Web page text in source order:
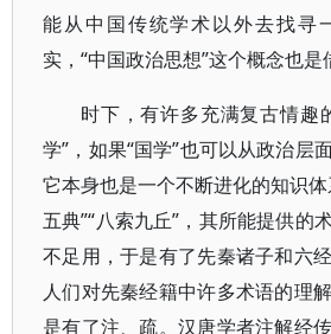
能从中国传统学术以外去找寻
实，“中国政治思想”这个概念也是
时下，有许多充满复古情趣
学”，如果“国学”也可以从政治层
它本身也是一个不断进化的知识
五典”“八索九丘”，其所能提供的
不足用，于是有了先秦诸子和六
人们对先秦经籍中许多术语的理
是有了注、疏。汉唐学者注解经